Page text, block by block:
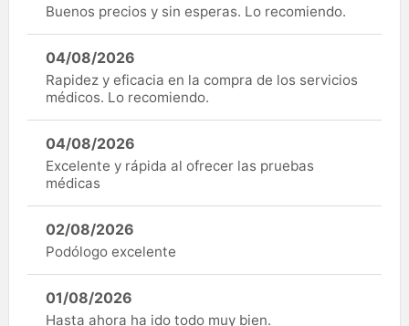
Buenos precios y sin esperas. Lo recomiendo.
04/08/2026
Rapidez y eficacia en la compra de los servicios
médicos. Lo recomiendo.
04/08/2026
Excelente y rápida al ofrecer las pruebas
médicas
02/08/2026
Podólogo excelente
01/08/2026
Hasta ahora ha ido todo muy bien.